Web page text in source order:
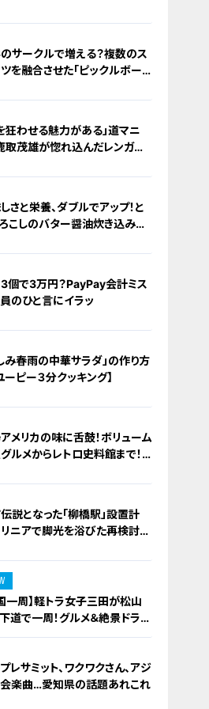
サークルで増える？複数のス
を融合させた「ピックルボー
狂わせる魅力がある」道マニ
取茂雄が惚れ込んだレンガの
さと栄養、ダブルでアップ！と
こしのバター醤油炊き込みご
個で3万円？PayPay会計ミス
のひと言にイラッ
み春雨の中華サラダ」の作り方
ーピー３分クッキング】
メリカの味に舌鼓！ボリューム
ルメからレトロ史料館まで！
説となった「柳橋駅」設置計
ニアで脚光を浴びた再検討の
一周】軽トラ女子三田が松山
道で一周！グルメ＆絶景ドライ
レサミット、ワクワクさん、アジ
楽曲…愛知県の話題あれこれ